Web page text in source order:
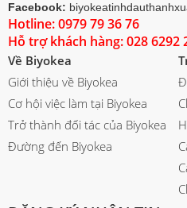
Facebook:
Hotline: 0979 79 36 76
Hỗ trợ khách hàng: 028 6292
Về Biyokea
Giới thiệu về Biyokea
Cơ hội việc làm tại Biyokea
Trở thành đối tác của Biyokea
Đường đến Biyokea